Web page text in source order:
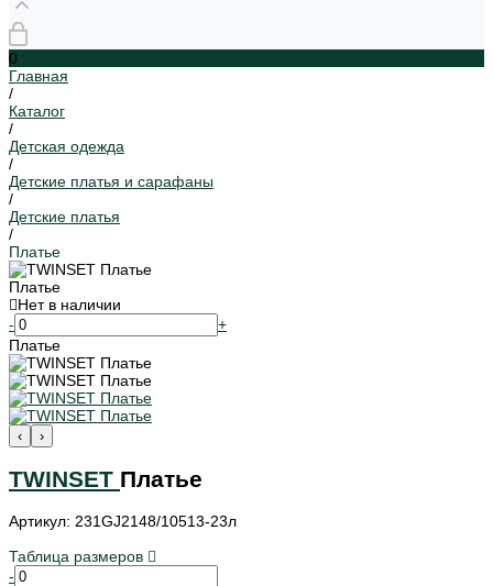
0
Главная
/
Каталог
/
Детская одежда
/
Детские платья и сарафаны
/
Детские платья
/
Платье
Платье
Нет в наличии
-
+
Платье
‹ ›
TWINSET Платье
Артикул: 231GJ2148/10513-23л
Таблица размеров
-